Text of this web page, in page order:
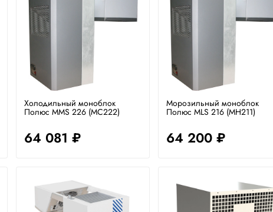
Холодильный моноблок
Полюс MMS 226 (MC222)
64 081 ₽
Морозильный моноблок
Полюс MLS 216 (MН211)
64 200 ₽